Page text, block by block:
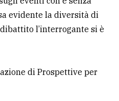
evidente la diversità di
l’interrogante si è
di Prospettive per